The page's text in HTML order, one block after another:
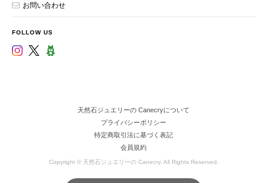
お問い合わせ
FOLLOW US
天然石ジュエリーの Canecryについて
プライバシーポリシー
特定商取引法に基づく表記
会員規約
Copyright © 天然石ジュエリーの Canecry. All Rights Reserved.